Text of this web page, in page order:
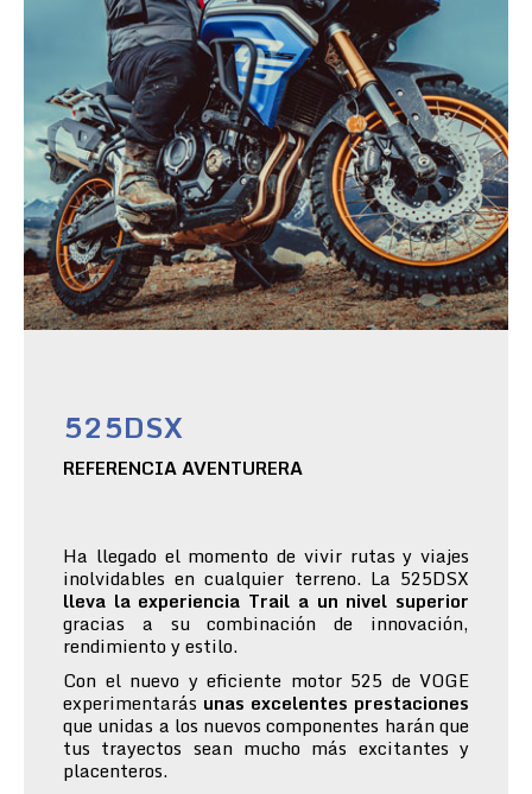
525DSX
REFERENCIA AVENTURERA
Ha llegado el momento de vivir rutas y viajes
inolvidables en cualquier terreno. La 525DSX
lleva la experiencia Trail a un nivel superior
gracias a su combinación de innovación,
rendimiento y estilo.
Con el nuevo y eficiente motor 525 de VOGE
experimentarás unas excelentes prestaciones
que unidas a los nuevos componentes harán que
tus trayectos sean mucho más excitantes y
placenteros.